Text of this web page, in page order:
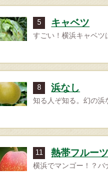
5 キャベツ
すごい！横浜キャベツ
8 浜なし
知る人ぞ知る。幻の浜
11 熱帯フルーツ
横浜でマンゴー！？バ